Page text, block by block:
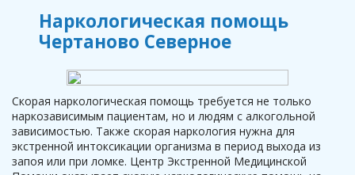
Наркологическая помощь
Чертаново Северное
Скорая наркологическая помощь требуется не только
наркозависимым пациентам, но и людям с алкогольной
зависимостью. Также скорая наркология нужна для
экстренной интоксикации организма в период выхода из
запоя или при ломке. Центр Экстренной Медицинской